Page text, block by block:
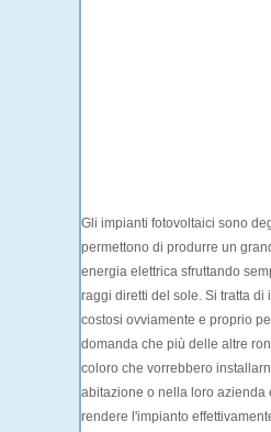
Gli impianti fotovoltaici sono
permettono di produrre un
energia elettrica sfruttando
raggi diretti del sole. Si tratta di
costosi ovviamente e proprio
domanda che più delle altre
coloro che vorrebbero
abitazione o nella loro azienda
rendere l'impianto